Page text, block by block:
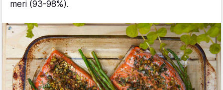
meri (93-98%).